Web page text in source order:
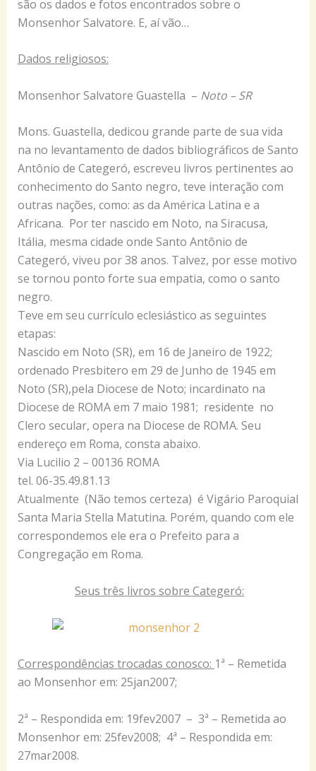
são os dados e fotos encontrados sobre o
Monsenhor Salvatore. E, aí vão…
Dados religiosos:
Monsenhor Salvatore Guastella – Noto – SR
Mons. Guastella, dedicou grande parte de sua vida
na no levantamento de dados bibliográficos de Santo
Antônio de Categeró, escreveu livros pertinentes ao
conhecimento do Santo negro, teve interação com
outras nações, como: as da América Latina e a
Africana. Por ter nascido em Noto, na Siracusa,
Itália, mesma cidade onde Santo Antônio de
Categeró, viveu por 38 anos. Talvez, por esse motivo
se tornou ponto forte sua empatia, como o santo
negro.
Teve em seu currículo eclesiástico as seguintes
etapas:
Nascido em Noto (SR), em 16 de Janeiro de 1922;
ordenado Presbitero em 29 de Junho de 1945 em
Noto (SR),pela Diocese de Noto; incardinato na
Diocese de ROMA em 7 maio 1981; residente no
Clero secular, opera na Diocese de ROMA. Seu
endereço em Roma, consta abaixo.
Via Lucilio 2 – 00136 ROMA
tel. 06-35.49.81.13
Atualmente (Não temos certeza) é Vigário Paroquial
Santa Maria Stella Matutina. Porém, quando com ele
correspondemos ele era o Prefeito para a
Congregação em Roma.
Seus três livros sobre Categeró:
Correspondências trocadas conosco: 1ª – Remetida
ao Monsenhor em: 25jan2007;
2ª – Respondida em: 19fev2007 – 3ª – Remetida ao
Monsenhor em: 25fev2008; 4ª – Respondida em:
27mar2008.